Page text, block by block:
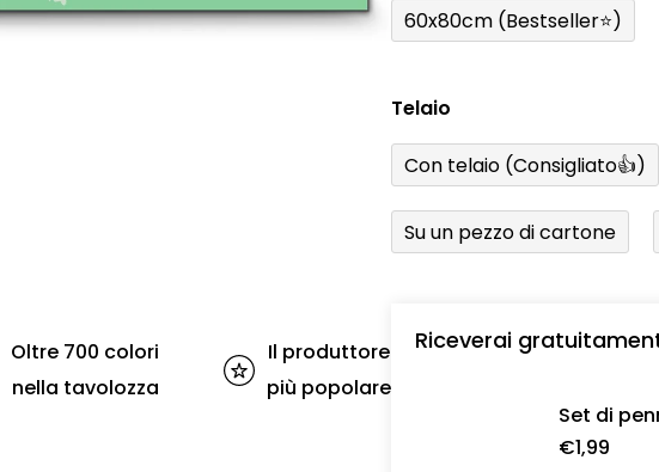
60x80cm (Bestseller⭐)
Telaio
Con telaio (Consigliato👍)
Su un pezzo di cartone
Riceverai
Set di
€1,99
Oltre 700 colori
nella tavolozza
Il produttore
più popolare